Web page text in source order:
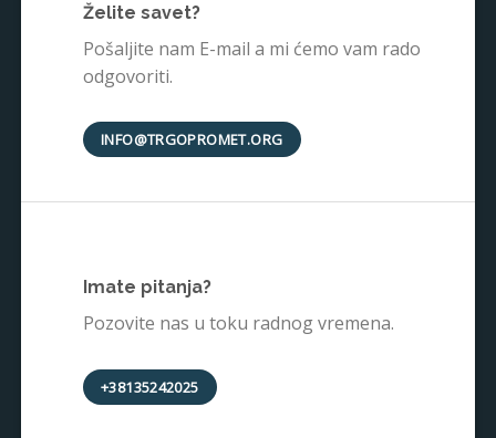
Želite savet?
Pošaljite nam E-mail a mi ćemo vam rado
odgovoriti.
INFO@TRGOPROMET.ORG
Imate pitanja?
Pozovite nas u toku radnog vremena.
+38135242025